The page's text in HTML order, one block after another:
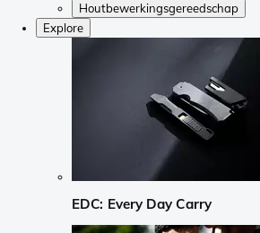
Houtbewerkingsgereedschap
Explore
EDC: Every Day Carry